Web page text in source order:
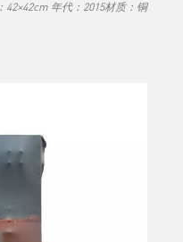
年代：2015材质：铜